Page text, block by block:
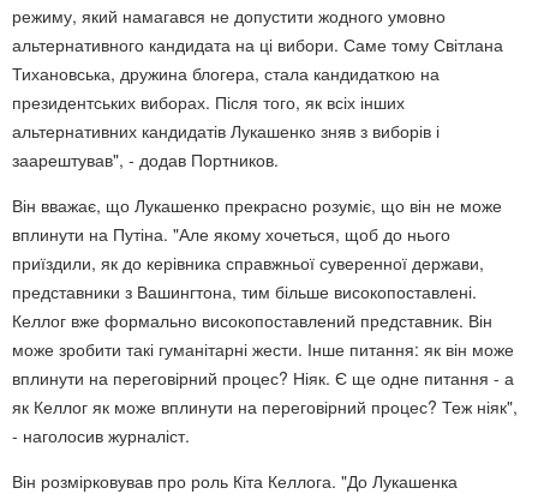
режиму, який намагався не допустити жодного умовно
альтернативного кандидата на ці вибори. Саме тому Світлана
Тихановська, дружина блогера, стала кандидаткою на
президентських виборах. Після того, як всіх інших
альтернативних кандидатів Лукашенко зняв з виборів і
заарештував", - додав Портников.
Він вважає, що Лукашенко прекрасно розуміє, що він не може
вплинути на Путіна. "Але якому хочеться, щоб до нього
приїздили, як до керівника справжньої суверенної держави,
представники з Вашингтона, тим більше високопоставлені.
Келлог вже формально високопоставлений представник. Він
може зробити такі гуманітарні жести. Інше питання: як він може
вплинути на переговірний процес? Ніяк. Є ще одне питання - а
як Келлог як може вплинути на переговірний процес? Теж ніяк",
- наголосив журналіст.
Він розмірковував про роль Кіта Келлога. "До Лукашенка